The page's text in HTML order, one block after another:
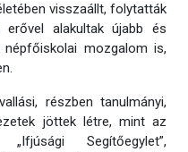
visszaállt, folytatták
erővel alakultak újabb és
mozgalom is,
részben tanulmányi,
jöttek létre, mint az
„Ifjúsági Segítőegylet”,